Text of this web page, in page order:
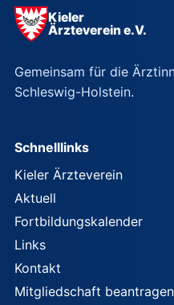
Kieler
Ärzteverein e.V.
Gemeinsam für die
Schleswig-Holstein.
Schnelllinks
Kieler Ärzteverein
Aktuell
Fortbildungskalender
Links
Kontakt
Mitgliedschaft beantragen